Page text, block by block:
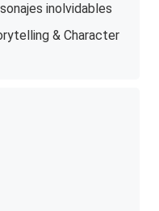
inolvidables
& Character